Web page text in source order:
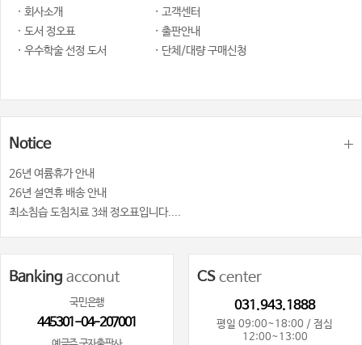
· 회사소개
· 고객센터
· 도서 정오표
· 출판안내
· 우수학술 선정 도서
· 단체/대량 구매신청
Notice
26년 여륨휴가 안내
26년 설연휴 배송 안내
최소침습 도침치료 3쇄 정오표입니다....
Banking acconut
국민은행
445301-04-207001
CScenter
031.943.1888
평일 09:00~18:00 / 점심
12:00~13:00